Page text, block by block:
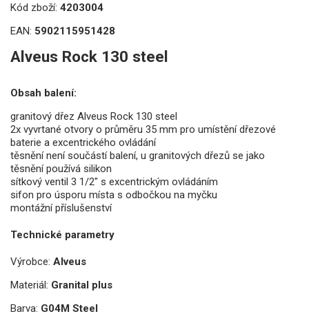
Kód zboží: 4203004
EAN: 5902115951428
Alveus Rock 130 steel
Obsah balení:
granitový dřez Alveus Rock 130 steel
2x vyvrtané otvory o průměru 35 mm pro umístěnídřezové
baterie a excentrického ovládání
těsnění není součástí balení, u granitových dřezů se jako
těsnění používá silikon
sítkový ventil 3 1/2" s excentrickým ovládáním
sifon pro úsporu místa s odbočkou na myčku
montážní příslušenství
Technické parametry
Výrobce: Alveus
Materiál: Granital plus
Barva: G04M Steel